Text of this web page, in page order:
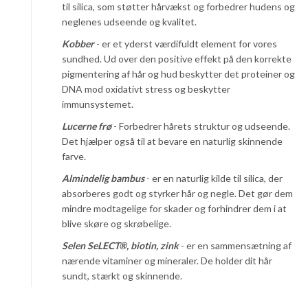
til silica, som støtter hårvækst og forbedrer hudens og
neglenes udseende og kvalitet.
Kobber- er et yderst værdifuldt element for vores
sundhed. Ud over den positive effekt på den korrekte
pigmentering af hår og hud beskytter det proteiner og
DNA mod oxidativt stress og beskytter
immunsystemet.
Lucerne frø- Forbedrer hårets struktur og udseende.
Det hjælper også til at bevare en naturlig skinnende
farve.
Almindelig bambus- er en naturlig kilde til silica, der
absorberes godt og styrker hår og negle. Det gør dem
mindre modtagelige for skader og forhindrer dem i at
blive skøre og skrøbelige.
Selen SeLECT®, biotin, zink- er en sammensætning af
nærende vitaminer og mineraler. De holder dit hår
sundt, stærkt og skinnende.